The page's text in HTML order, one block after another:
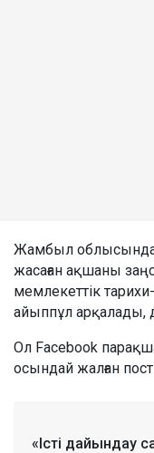
Жамбыл
жасаған ақшаны
мемлекеттік
айыппұл арқалады,
Ол Facebook
осындай жалған
«Істі дайындау